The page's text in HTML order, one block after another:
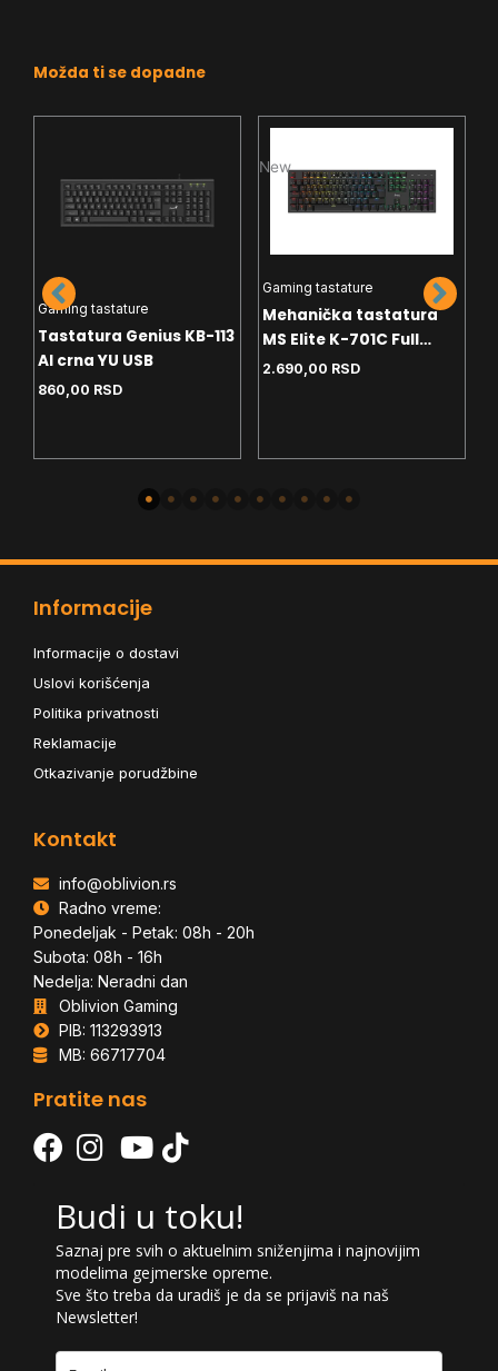
Možda ti se dopadne
Gaming tastature
Tastatura Genius KB-113
AI crna YU USB
860,00 RSD
New
Gaming tastature
Mehanička tastatura
MS Elite K-701C Full
Layout - crveni svičevi -
2.690,00 RSD
Informacije
Informacije o dostavi
Uslovi korišćenja
Politika privatnosti
Reklamacije
Otkazivanje porudžbine
Kontakt
info@oblivion.rs
Radno vreme:
Ponedeljak - Petak: 08h - 20h
Subota: 08h - 16h
Nedelja: Neradni dan
Oblivion Gaming
PIB: 113293913
MB: 66717704
Pratite nas
Budi u toku!
Saznaj pre svih o aktuelnim sniženjima i najnovijim
modelima gejmerske opreme.
Sve što treba da uradiš je da se prijaviš na naš
Newsletter!